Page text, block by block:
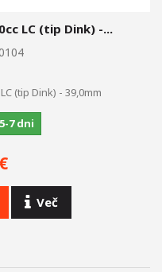
LC (tip Dink) -...
(tip Dink) - 39,0mm
7 dni
Več